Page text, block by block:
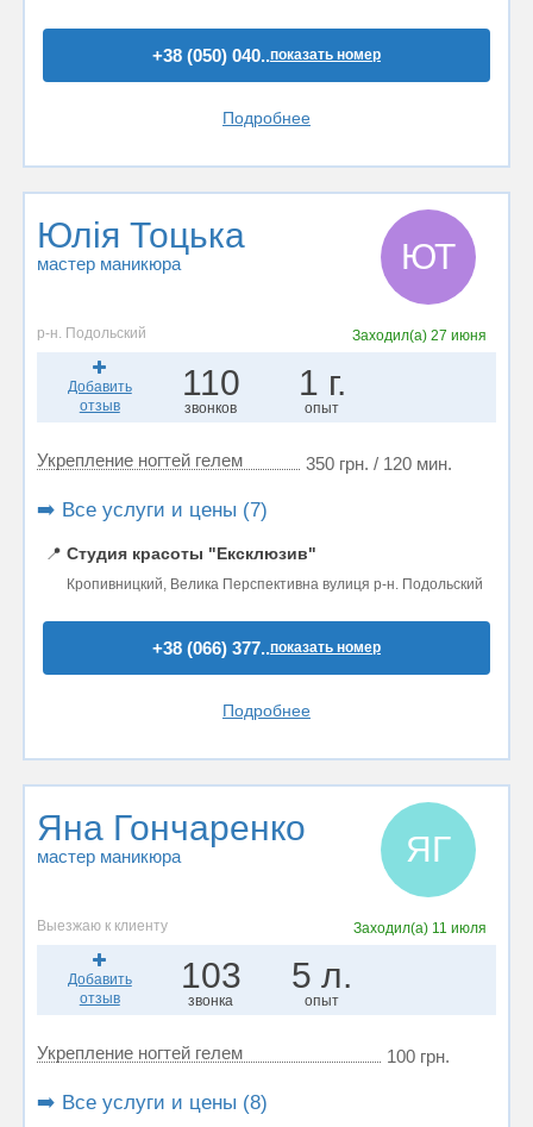
+38 (050) 040..показать номер
Подробнее
Юлія Тоцька
мастер маникюра ЮТ
р-н. Подольский Заходил(а)27 июня
Добавить
отзыв
110
звонков
1 г.
опыт
Укрепление ногтей гелем 350 грн. / 120 мин.
➡️ Все услуги и цены (7)
📍 Студия красоты "Ексклюзив"
Кропивницкий, Велика Перспективна вулиця р-н. Подольский
+38 (066) 377..показать номер
Подробнее
Яна Гончаренко
мастер маникюра ЯГ
Выезжаю к клиенту Заходил(а) 11 июля
Добавить
отзыв
103
звонка
5 л.
опыт
Укрепление ногтей гелем 100 грн.
➡️ Все услуги и цены (8)